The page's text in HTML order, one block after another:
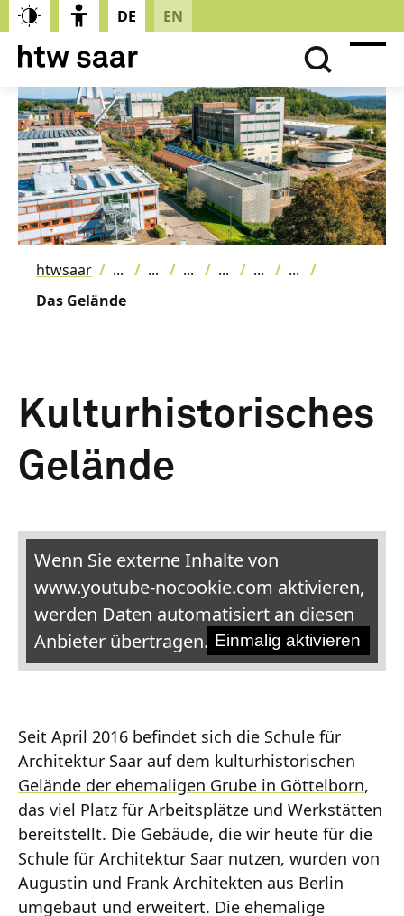
DE EN
htwsaar
Das Gelände
Kulturhistorisches
Gelände
Wenn Sie externe Inhalte von
www.youtube-nocookie.com aktivieren,
werden Daten automatisiert an diesen
Anbieter übertragen. Einmalig aktivieren
Seit April 2016 befindet sich die Schule für
Architektur Saar auf dem kulturhistorischen
Gelände der ehemaligen Grube in Göttelborn,
das viel Platz für Arbeitsplätze und Werkstätten
bereitstellt. Die Gebäude, die wir heute für die
Schule für Architektur Saar nutzen, wurden von
Augustin und Frank Architekten aus Berlin
umgebaut und erweitert. Die ehemalige